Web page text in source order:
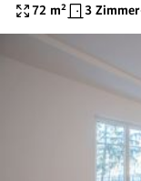
72 m² 3 Zimmer